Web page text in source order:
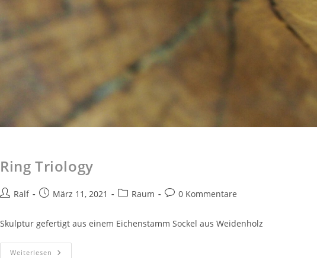
Ring Triology
Ralf März 11, 2021 Raum 0 Kommentare
Skulptur gefertigt aus einem Eichenstamm Sockel aus Weidenholz
Weiterlesen